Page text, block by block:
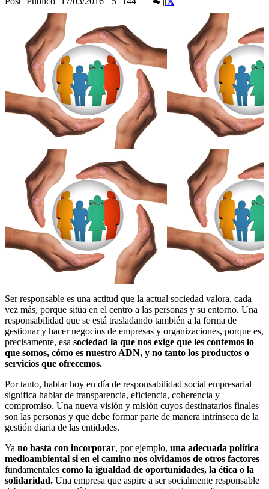
Ser responsable es una actitud que la actual sociedad valora, cada
vez más, porque sitúa en el centro a las personas y su entorno. Una
responsabilidad que se está trasladando también a la forma de
gestionar y hacer negocios de empresas y organizaciones, porque es,
precisamente, esa sociedad la que nos exige que les contemos lo
que somos, cómo es nuestro ADN, y no tanto los productos o
servicios que ofrecemos.
Por tanto, hablar hoy en día de responsabilidad social empresarial
significa hablar de transparencia, eficiencia, coherencia y
compromiso. Una nueva visión y misión cuyos destinatarios finales
son las personas y que debe formar parte de manera intrínseca de la
gestión diaria de las entidades.
Ya no basta con incorporar, por ejemplo, una adecuada política
medioambiental si en el camino nos olvidamos de otros factores
fundamentales como la igualdad de oportunidades, la ética o la
solidaridad. Una empresa que aspire a ser socialmente responsable